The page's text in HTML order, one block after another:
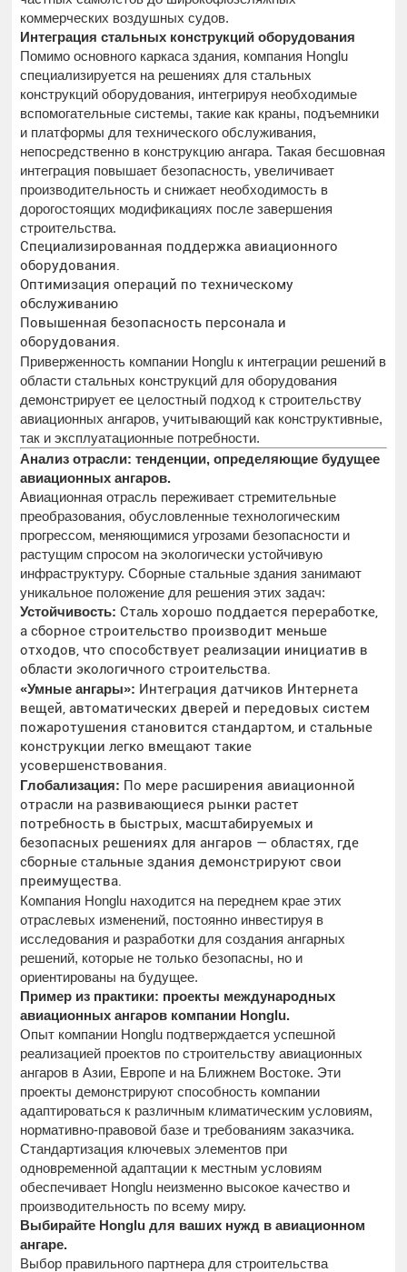
коммерческих воздушных судов.
Интеграция стальных конструкций оборудования
Помимо основного каркаса здания, компания Honglu
специализируется на решениях для стальных
конструкций оборудования, интегрируя необходимые
вспомогательные системы, такие как краны, подъемники
и платформы для технического обслуживания,
непосредственно в конструкцию ангара. Такая бесшовная
интеграция повышает безопасность, увеличивает
производительность и снижает необходимость в
дорогостоящих модификациях после завершения
строительства.
Специализированная поддержка авиационного
оборудования.
Оптимизация операций по техническому
обслуживанию
Повышенная безопасность персонала и
оборудования.
Приверженность компании Honglu к интеграции решений в
области стальных конструкций для оборудования
демонстрирует ее целостный подход к строительству
авиационных ангаров, учитывающий как конструктивные,
так и эксплуатационные потребности.
Анализ отрасли: тенденции, определяющие будущее
авиационных ангаров.
Авиационная отрасль переживает стремительные
преобразования, обусловленные технологическим
прогрессом, меняющимися угрозами безопасности и
растущим спросом на экологически устойчивую
инфраструктуру. Сборные стальные здания занимают
уникальное положение для решения этих задач:
Устойчивость: Сталь хорошо поддается переработке,
а сборное строительство производит меньше
отходов, что способствует реализации инициатив в
области экологичного строительства.
«Умные ангары»: Интеграция датчиков Интернета
вещей, автоматических дверей и передовых систем
пожаротушения становится стандартом, и стальные
конструкции легко вмещают такие
усовершенствования.
Глобализация: По мере расширения авиационной
отрасли на развивающиеся рынки растет
потребность в быстрых, масштабируемых и
безопасных решениях для ангаров — областях, где
сборные стальные здания демонстрируют свои
преимущества.
Компания Honglu находится на переднем крае этих
отраслевых изменений, постоянно инвестируя в
исследования и разработки для создания ангарных
решений, которые не только безопасны, но и
ориентированы на будущее.
Пример из практики: проекты международных
авиационных ангаров компании Honglu.
Опыт компании Honglu подтверждается успешной
реализацией проектов по строительству авиационных
ангаров в Азии, Европе и на Ближнем Востоке. Эти
проекты демонстрируют способность компании
адаптироваться к различным климатическим условиям,
нормативно-правовой базе и требованиям заказчика.
Стандартизация ключевых элементов при
одновременной адаптации к местным условиям
обеспечивает Honglu неизменно высокое качество и
производительность по всему миру.
Выбирайте Honglu для ваших нужд в авиационном
ангаре.
Выбор правильного партнера для строительства